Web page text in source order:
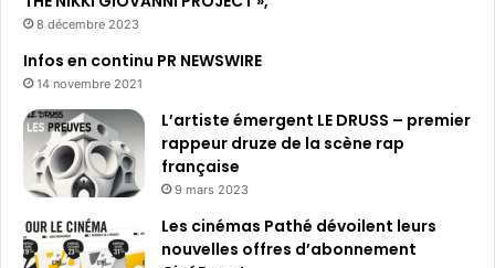
8 décembre 2023
Infos en continu PR NEWSWIRE
14 novembre 2021
L’artiste émergent LE DRUSS – premier
rappeur druze de la scène rap
française
9 mars 2023
Les cinémas Pathé dévoilent leurs
nouvelles offres d’abonnement